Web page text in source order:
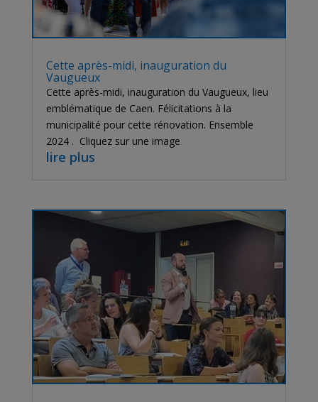
Cette après-midi, inauguration du
Vaugueux
Cette après-midi, inauguration du Vaugueux, lieu
emblématique de Caen. Félicitations à la
municipalité pour cette rénovation. Ensemble
2024 . Cliquez sur une image
lire plus